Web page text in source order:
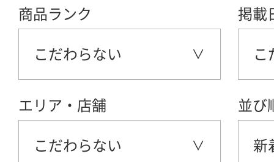
商品ランク
こだわらない
掲載
こ
エリア・店舗
こだわらない
並び
新